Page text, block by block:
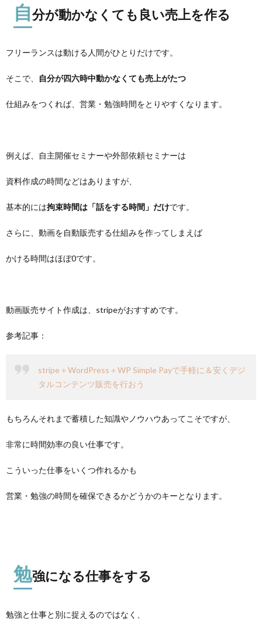
自分が動かなくても良い売上を作る
フリーランスは動ける人間がひとりだけです。
そこで、 自分が四六時中動かなくても売上がたつ
仕組みをつくれば、営業・勉強時間をとりやすくなります。
例えば、自主開催セミナーや外部依頼セミナーは
資料作成の時間などはありますが、
基本的には拘束時間は「話をする時間」だけです。
さらに、動画を自動販売する仕組みを作ってしまえば
かける時間はほぼ0です。
動画販売サイト作成は、stripeがおすすめです。
参考記事：
stripe＋WordPress＋WP Simple Payで手軽に＆安くデジ
タルコンテンツ販売を行おう
もちろんそれまで蓄積した知識やノウハウあってこそですが、
非常に時間効率の良い仕事です。
こういった仕事をいくつ作れるかも
営業・勉強の時間を確保できるかどうかのキーとなります。
勉強になる仕事をする
勉強と仕事と別に捉えるのではなく、